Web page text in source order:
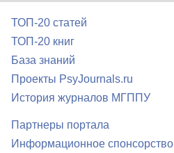
ТОП-20 статей
ТОП-20 книг
База знаний
Проекты PsyJournals.ru
История журналов МГППУ
Партнеры портала
Информационное спонсорство